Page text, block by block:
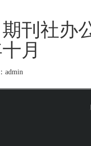
期刊社办
月
admin